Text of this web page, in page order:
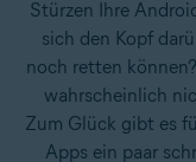
Stürzen Ihre
sich den Kopf
noch retten
wahrscheinlich
Zum Glück gibt es
Apps ein paar